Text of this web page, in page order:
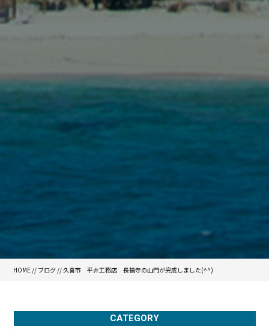
HOME // ブログ // 久喜市 平井工務店 長福寺の山門が完成しました(^^)
CATEGORY